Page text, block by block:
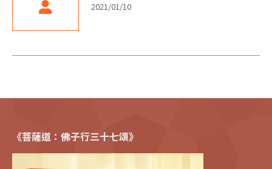
2021/01/10
《菩薩道：佛子行三十七頌》